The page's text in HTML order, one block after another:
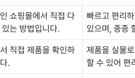
쇼핑몰에서 직접 다
는 방법입니다.
빠르고 편리
있으며, 종종
직접 제품을 확인하
.
제품을 실물
할 수 있어 편